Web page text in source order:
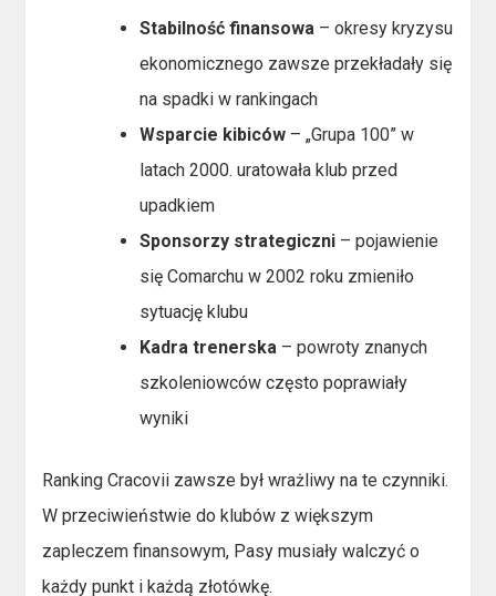
Stabilność finansowa – okresy kryzysu
ekonomicznego zawsze przekładały się
na spadki w rankingach
Wsparcie kibiców – „Grupa 100” w
latach 2000. uratowała klub przed
upadkiem
Sponsorzy strategiczni – pojawienie
się Comarchu w 2002 roku zmieniło
sytuację klubu
Kadra trenerska – powroty znanych
szkoleniowców często poprawiały
wyniki
Ranking Cracovii zawsze był wrażliwy na te czynniki.
W przeciwieństwie do klubów z większym
zapleczem finansowym, Pasy musiały walczyć o
każdy punkt i każdą złotówkę.